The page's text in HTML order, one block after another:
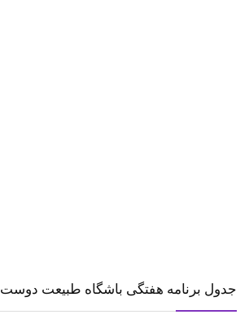
جدول برنامه هفتگی باشگاه طبیعت دوست